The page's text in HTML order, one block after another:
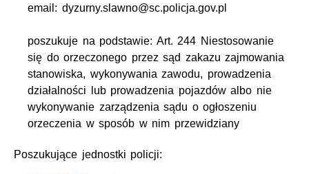
email: dyzurny.slawno@sc.policja.gov.pl
poszukuje na podstawie: Art. 244 Niestosowanie
się do orzeczonego przez sąd zakazu zajmowania
stanowiska, wykonywania zawodu, prowadzenia
działalności lub prowadzenia pojazdów albo nie
wykonywanie zarządzenia sądu o ogłoszeniu
orzeczenia w sposób w nim przewidziany
Poszukujące jednostki policji: